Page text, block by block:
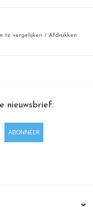
250€
te vergelijken / Afdrukken
nieuwsbrief:
ABONNEER